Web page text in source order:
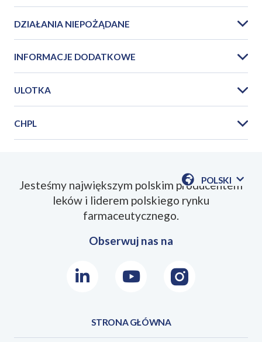
DZIAŁANIA NIEPOŻĄDANE
INFORMACJE DODATKOWE
ULOTKA
CHPL
SmPC_Blocard_5_10_2021_11PL.pdf
POLSKI
POKAŻ
Jesteśmy największym polskim producentem
leków i liderem polskiego rynku
farmaceutycznego.
Obserwuj nas na
LinkedInYoutubeInstagram
STRONA GŁÓWNA